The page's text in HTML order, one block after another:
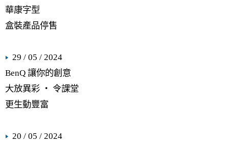
華康字型
盒裝產品停售
29 / 05 / 2024
BenQ 讓你的創意
大放異彩 ‧ 令課堂
更生動豐富
20 / 05 / 2024